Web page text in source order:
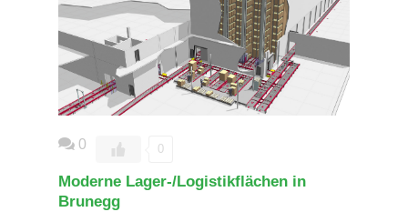
0 0
Moderne Lager-/Logistikflächen in
Brunegg